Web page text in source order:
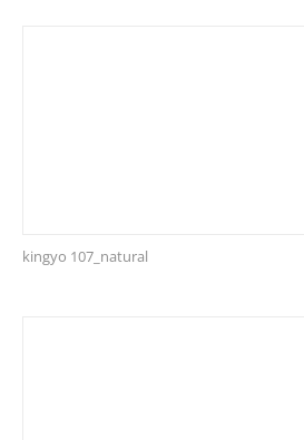
kingyo 107_natural